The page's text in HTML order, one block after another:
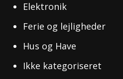
Elektronik
Ferie og lejligheder
Hus og Have
Ikke kategoriseret